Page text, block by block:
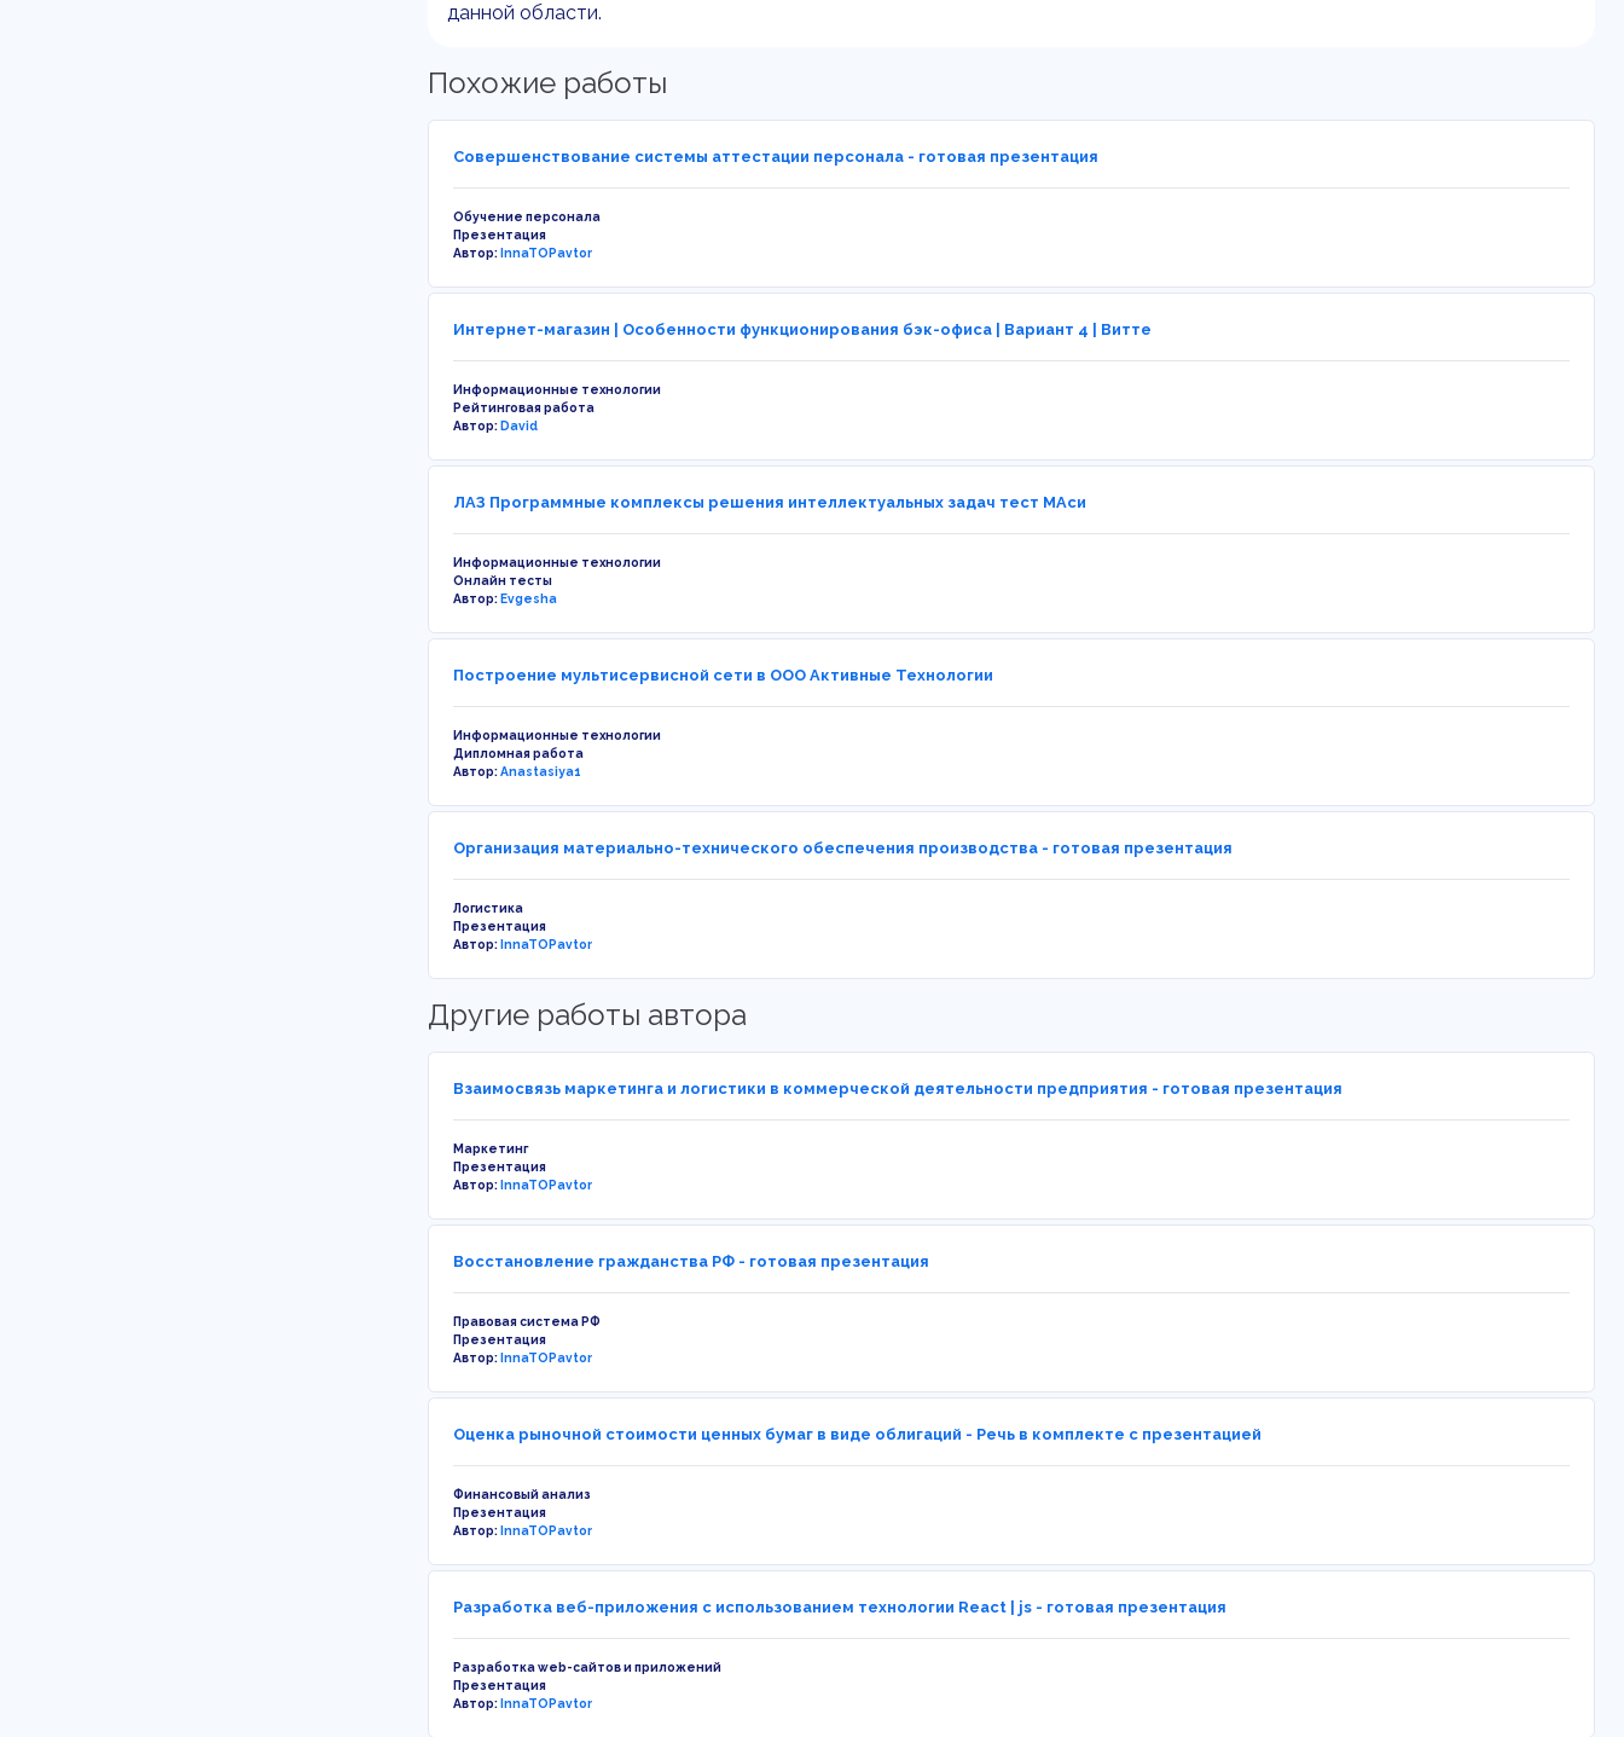
данной области.
Похожие работы
Совершенствование системы аттестации персонала - готовая презентация
Обучение персонала
Презентация
Автор:InnaTOPavtor
Интернет-магазин | Особенности функционирования бэк-офиса | Вариант 4 | Витте
Информационные технологии
Рейтинговая работа
Автор:David
ЛАЗ Программные комплексы решения интеллектуальных задач тест МАси
Информационные технологии
Онлайн тесты
Автор:Evgesha
Построение мультисервисной сети в ООО Активные Технологии
Информационные технологии
Дипломная работа
Автор:Anastasiya1
Организация материально-технического обеспечения производства - готовая презентация
Логистика
Презентация
Автор:InnaTOPavtor
Другие работы автора
Взаимосвязь маркетинга и логистики в коммерческой деятельности предприятия - готовая презентация
Маркетинг
Презентация
Автор:InnaTOPavtor
Восстановление гражданства РФ - готовая презентация
Правовая система РФ
Презентация
Автор:InnaTOPavtor
Оценка рыночной стоимости ценных бумаг в виде облигаций - Речь в комплекте с презентацией
Финансовый анализ
Презентация
Автор:InnaTOPavtor
Разработка веб-приложения с использованием технологии React | js - готовая презентация
Разработка web-сайтов и приложений
Презентация
Автор:InnaTOPavtor